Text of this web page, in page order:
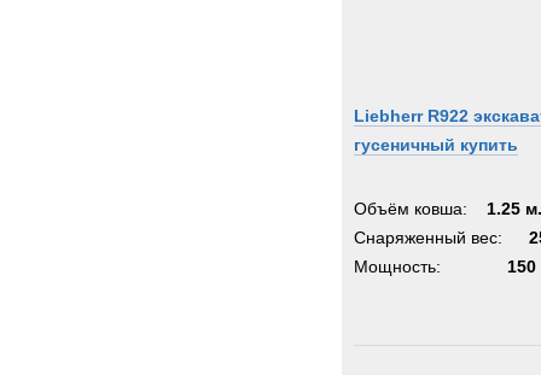
Liebherr R922
гусеничный купить
Объём ковша:
1.25
Снаряженный вес:
Мощность:
150